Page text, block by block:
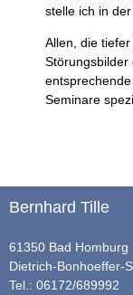
stelle ich in
Allen, die
Störungsbilder
Seminare
Bernhard Tille
61350 Bad Homburg
Dietrich-Bonhoeffer-
Tel.: 06172/689992